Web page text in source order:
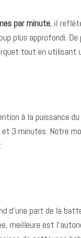
par minute, il
plus approfondi.
tout en utilisant
à la puissance
3 minutes. Notre
d’une part de la
meilleure est